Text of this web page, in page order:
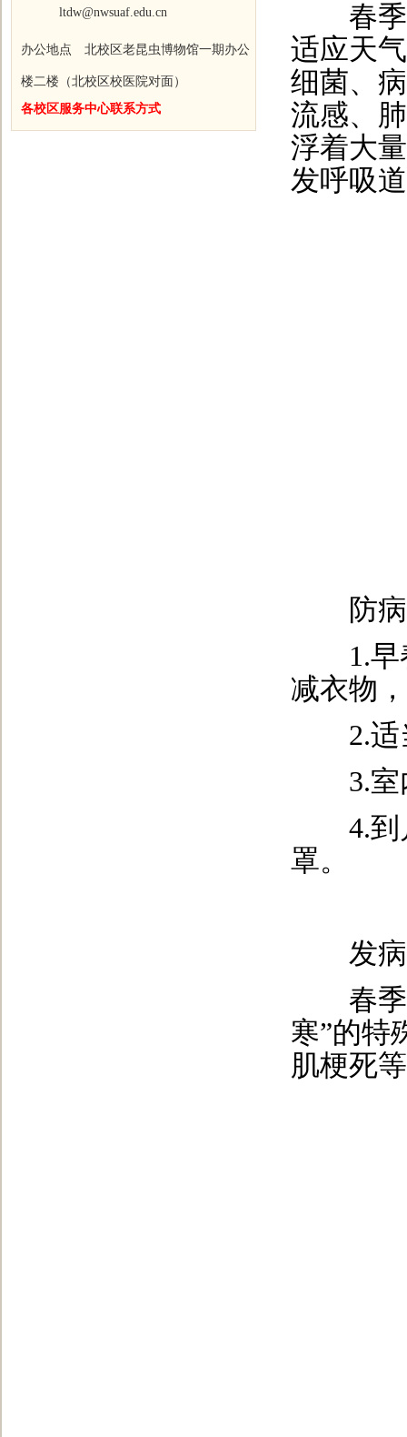
ltdw@nwsuaf.edu.cn
办公地点 北校区老昆虫博物馆一期办公
楼二楼（北校区校医院对面）
各校区服务中心联系方式
春季
适应天
细菌、
流感、
浮着大
发呼吸
防病
1.早春
减衣物
2.适当
3.室内
4.到户
罩。
发病
春季
寒”的特
肌梗死